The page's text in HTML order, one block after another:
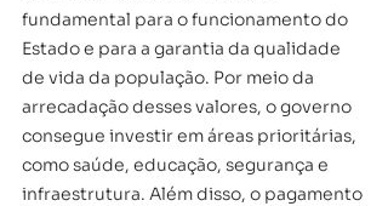
fundamental para o funcionamento do
Estado e para a garantia da qualidade
de vida da população. Por meio da
arrecadação desses valores, o governo
consegue investir em áreas prioritárias,
como saúde, educação, segurança e
infraestrutura. Além disso, o pagamento